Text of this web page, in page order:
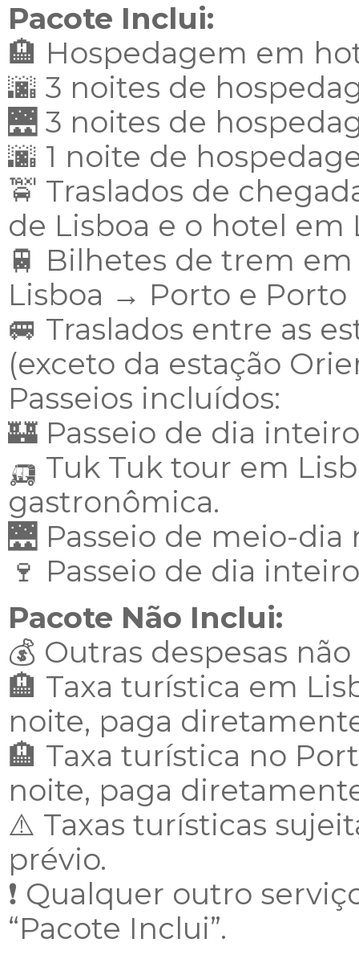
Pacote Inclui:
🏨 Hospedagem em
🌆 3 noites de
🌉 3 noites de
🌆 1 noite de
🚖 Traslados de
de Lisboa e o hotel em
🚆 Bilhetes de trem
Lisboa → Porto e Porto
🚐 Traslados entre as
(exceto da estação
Passeios incluídos:
🏰 Passeio de dia
🛺 Tuk Tuk tour em
gastronômica.
🌉 Passeio de meio-dia
🍷 Passeio de dia
Pacote Não Inclui:
💰 Outras despesas
🏨 Taxa turística em
noite, paga
🏨 Taxa turística no
noite, paga
⚠️ Taxas turísticas
prévio.
❗ Qualquer outro
“Pacote Inclui”.